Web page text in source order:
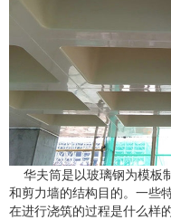
华夫筒是以玻璃钢为模板
和剪力墙的结构目的。一些
在进行浇筑的过程是什么样